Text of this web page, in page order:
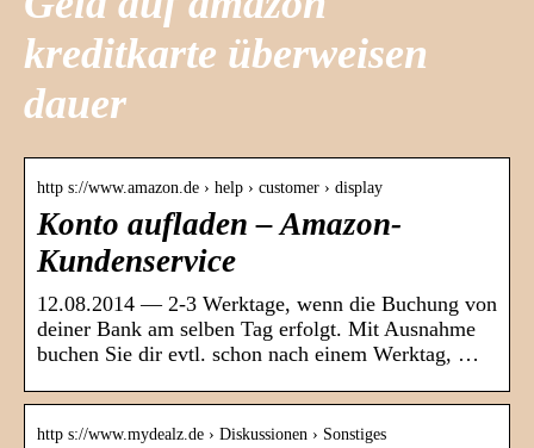
kreditkarte überweisen
dauer
http s://www.amazon.de › help › customer › display
Konto aufladen – Amazon-
Kundenservice
12.08.2014 — 2-3 Werktage, wenn die Buchung von
deiner Bank am selben Tag erfolgt. Mit Ausnahme
buchen Sie dir evtl. schon nach einem Werktag, …
http s://www.mydealz.de › Diskussionen › Sonstiges